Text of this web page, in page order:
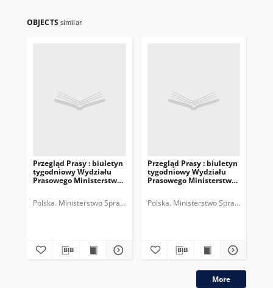
OBJECTS similar
Przegląd Prasy : biuletyn
tygodniowy Wydziału
Prasowego Ministerstwa
Polska. Ministerstwo Spraw Zagranicznych (1918-1939). Wydział
Przegląd Prasy : biuletyn
tygodniowy Wydziału
Prasowego Ministerstwa
Polska. Ministerstwo Spraw
More